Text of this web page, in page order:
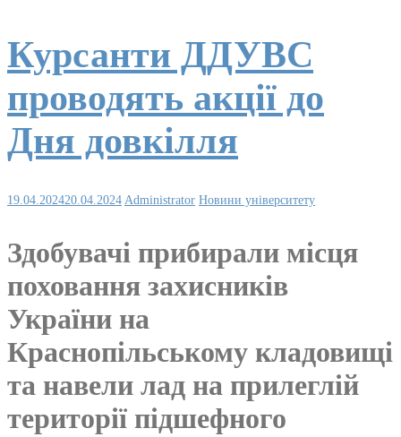
Курсанти ДДУВС
проводять акції до
Дня довкілля
19.04.202420.04.2024 Administrator Новини університету
Здобувачі прибирали місця
поховання захисників
України на
Краснопільському кладовищі
та навели лад на прилеглій
території підшефного